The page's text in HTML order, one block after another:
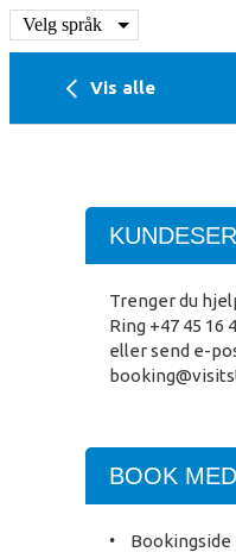
Velg språk
Vis alle
Trenger du
Ring +47 45 16
eller send e-
BOOK
Bookingside